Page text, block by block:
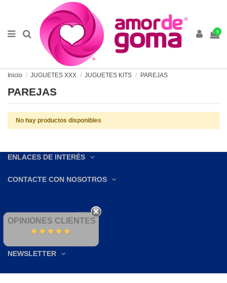
0
Inicio JUGUETES XXX JUGUETES KITS PAREJAS
PAREJAS
No hay productos disponibles
ENLACES DE INTERÉS
CONTACTE CON NOSOTROS
OPINIONES CLIENTES
NEWSLETTER